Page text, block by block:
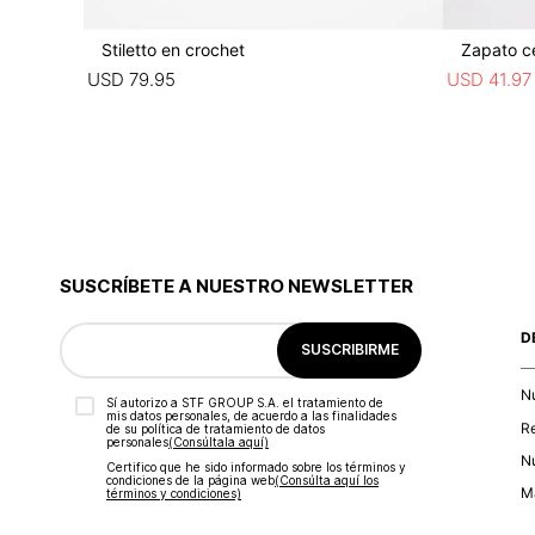
Stiletto en crochet
USD 79.95
Zapato
USD 41.97
SUSCRÍBETE A NUESTRO NEWSLETTER
SUSCRIBIRME
Sí autorizo a STF GROUP S.A. el tratamiento de
mis datos personales, de acuerdo a las finalidades
de su política de tratamiento de datos
personales‎(Consúltala aquí)
Certifico que he sido informado sobre los términos y
condiciones de la página web‎(Consúlta aquí los
términos y condiciones)